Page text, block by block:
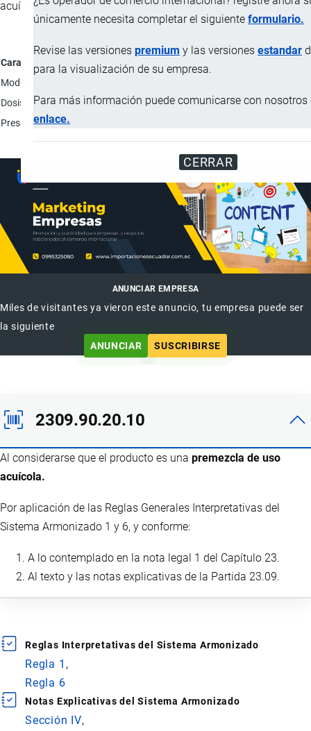
únicamente necesita completar el siguiente formulario.
Revise las versiones premium y las versiones estandar
para la visualización de su empresa.
Para más información puede comunicarse con nosotros
enlace.
CERRAR
acuícolas.
Característica
Modo de usar
Dosis
Camarones: 0,1% (1 litro/tonelada métrica de alimento).
Presentación
Botella de 1 litro.
ANUNCIAR EMPRESA
Miles de visitantes ya vieron este anuncio, tu empresa puede ser
la siguiente
ANUNCIAR
SUSCRIBIRSE
2309.90.20.10
Al considerarse que el producto es una premezcla de uso
acuícola.
Por aplicación de las Reglas Generales Interpretativas del
Sistema Armonizado 1 y 6, y conforme:
A lo contemplado en la nota legal 1 del Capítulo 23.
Al texto y las notas explicativas de la Partida 23.09.
Reglas Interpretativas del Sistema Armonizado
Regla 1
Regla 6
Notas Explicativas del Sistema Armonizado
Sección IV